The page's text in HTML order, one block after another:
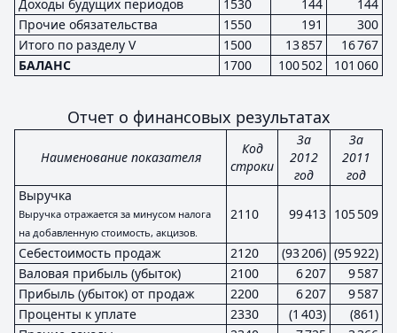
Доходы будущих периодов
1530 144
144
Прочие обязательства
1550 191
300
Итого по разделу V
1500 13 857
16 767
БАЛАНС
1700 100 502 101 060
Отчет о финансовых результатах
Наименование показателя
Код
строки
За
2012
год
За
2011
год
Выручка
Выручка отражается за минусом налога
на добавленную стоимость, акцизов.
2110 99 413 105 509
Себестоимость продаж 2120 (93 206) (95 922)
Валовая прибыль (убыток)
2100 6 207
9 587
Прибыль (убыток) от продаж
2200 6 207
9 587
Проценты к уплате
2330 (1 403)
(861)